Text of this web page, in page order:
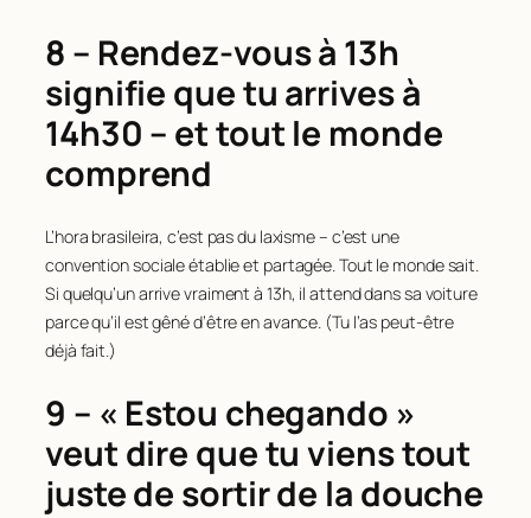
8 – Rendez-vous à 13h
signifie que tu arrives à
14h30 – et tout le monde
comprend
L’hora brasileira, c’est pas du laxisme – c’est une
convention sociale établie et partagée. Tout le monde sait.
Si quelqu’un arrive vraiment à 13h, il attend dans sa voiture
parce qu’il est gêné d’être en avance. (Tu l’as peut-être
déjà fait.)
9 – « Estou chegando »
veut dire que tu viens tout
juste de sortir de la douche